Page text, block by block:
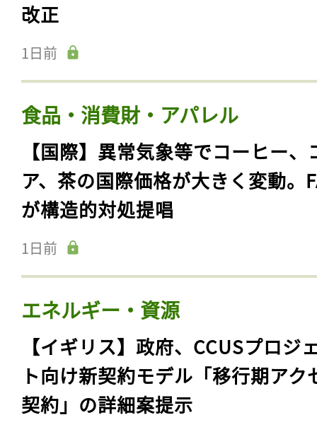
改正
1日前
食品・消費財・アパレル
【国際】異常気象等でコーヒー、
ア、茶の国際価格が大きく変動。
が構造的対処提唱
1日前
エネルギー・資源
【イギリス】政府、CCUSプロジ
ト向け新契約モデル「移行期アク
契約」の詳細案提示
記事をお気に入りに
ログインが必